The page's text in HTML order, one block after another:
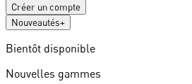
Créer un compte
Nouveautés+
Bientôt disponible
Nouvelles gammes